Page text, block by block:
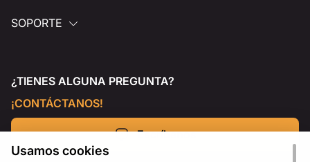
SOPORTE
¿TIENES ALGUNA PREGUNTA?
¡CONTÁCTANOS!
Escríbenos
Usamos cookies